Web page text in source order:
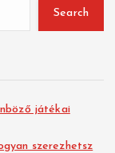
Search
játékai
szerezhetsz